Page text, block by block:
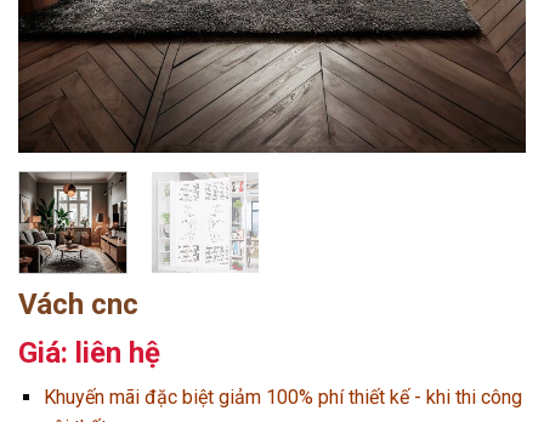
Vách cnc
Giá: liên hệ
Khuyến mãi đặc biệt giảm 100% phí thiết kế - khi thi công